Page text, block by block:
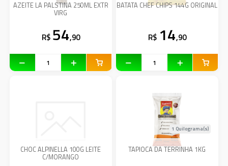
AZEITE LA PALSTINA 250ML EXTR
VIRG
R$ 54,90
BATATA CHEF CHIPS 144G ORIGINAL
R$ 14,90
CHOC ALPINELLA 100G LEITE
C/MORANGO
TAPIOCA DA TERRINHA 1KG
1 Quilograma(s)